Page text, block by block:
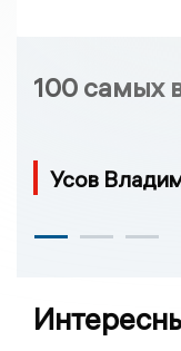
100 самых
Усов